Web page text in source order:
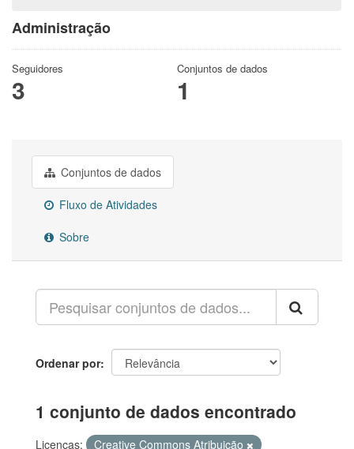
Administração
Seguidores
3
Conjuntos de dados
1
Conjuntos de dados
Fluxo de Atividades
Sobre
Ordenar por
1 conjunto de dados encontrado
Licenças:
Creative Commons Atribuição